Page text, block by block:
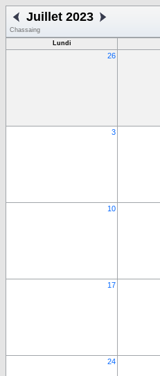
Juillet 2023
Chassaing
Lundi
26
3
10
17
24